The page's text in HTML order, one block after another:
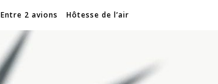
Entre 2 avions Hôtesse de l’air